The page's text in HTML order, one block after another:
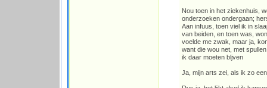
Nou toen in het ziekenhuis,
onderzoeken ondergaan;
Aan infuus, toen viel ik in
van beiden, en toen was,
voelde me zwak, maar ja,
want die wou net, met
ik daar moeten bljven
Ja, mijn arts zei, als ik zo